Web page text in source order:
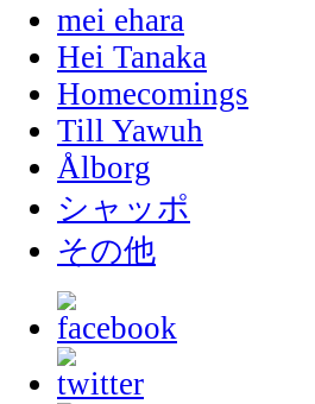
mei ehara
Hei Tanaka
Homecomings
Till Yawuh
Ålborg
シャッポ
その他